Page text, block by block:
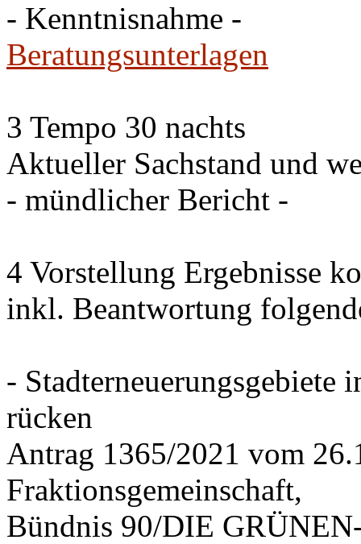
- Kenntnisnahme -
Beratungsunterlagen
3 Tempo 30 nachts
Aktueller Sachstand und
- mündlicher Bericht -
4 Vorstellung Ergebnisse
inkl. Beantwortung
- Stadterneuerungsgebiete
rücken
Antrag 1365/2021 vom
Fraktionsgemeinschaft,
Bündnis 90/DIE